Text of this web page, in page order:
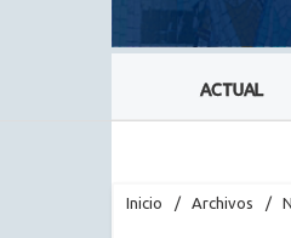
ACTUAL
Inicio / Archivos /